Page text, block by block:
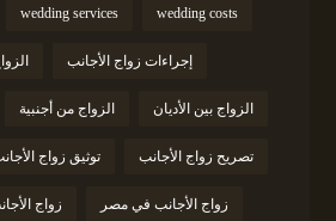
wedding costs
wedding services
إجراءات زواج الأجانب
الزواج بين الأديان الزواج من أجنبية
تصريح زواج الأجانب توثيق زواج
زواج الأجانب في مصر زواج